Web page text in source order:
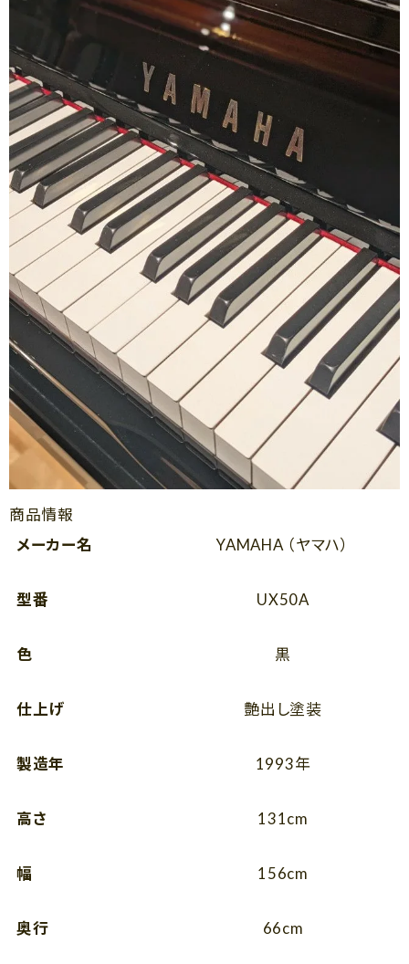
商品情報
メーカー名
YAMAHA （ヤマハ）
型番 UX50A
色 黒
仕上げ 艶出し塗装
製造年 1993年
高さ 131cm
幅 156cm
奥行 66cm